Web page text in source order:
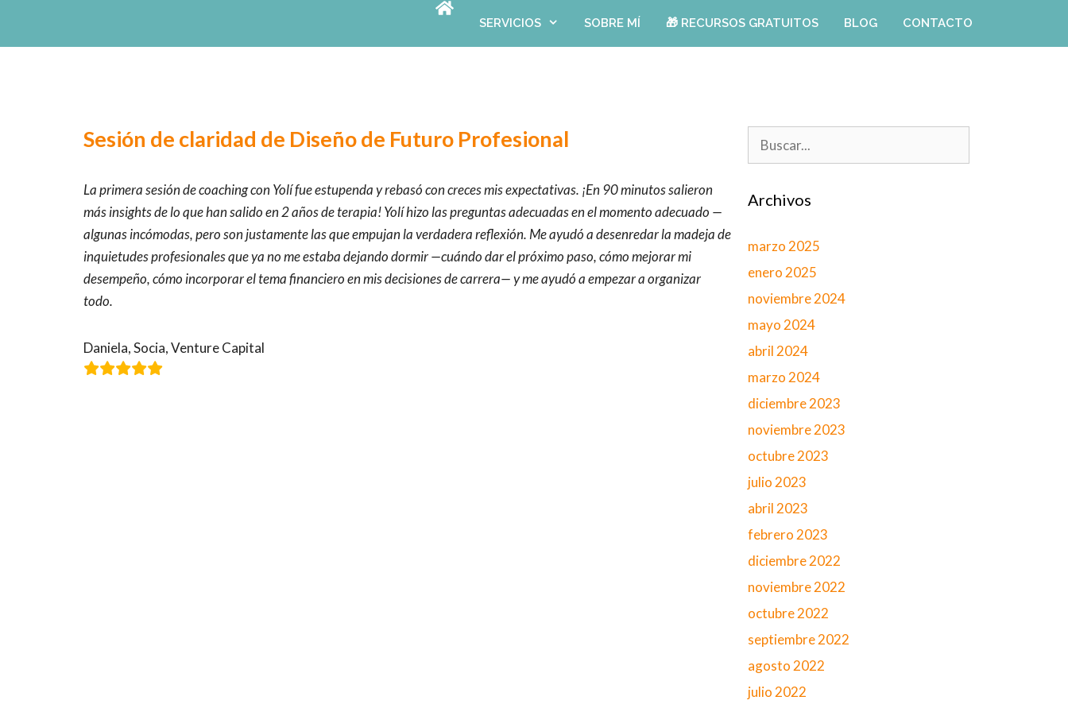
SERVICIOS SOBRE MÍ 🎁 RECURSOS GRATUITOS BLOG CONTACTO
Sesión de claridad de Diseño de Futuro Profesional
La primera sesión de coaching con Yolí fue estupenda y rebasó con creces mis expectativas. ¡En 90 minutos salieron
más insights de lo que han salido en 2 años de terapia! Yolí hizo las preguntas adecuadas en el momento adecuado —
algunas incómodas, pero son justamente las que empujan la verdadera reflexión. Me ayudó a desenredar la madeja de
inquietudes profesionales que ya no me estaba dejando dormir —cuándo dar el próximo paso, cómo mejorar mi
desempeño, cómo incorporar el tema financiero en mis decisiones de carrera— y me ayudó a empezar a organizar
todo.
Daniela, Socia, Venture Capital
Buscar:
Archivos
marzo 2025
enero 2025
noviembre 2024
mayo 2024
abril 2024
marzo 2024
diciembre 2023
noviembre 2023
octubre 2023
julio 2023
abril 2023
febrero 2023
diciembre 2022
noviembre 2022
octubre 2022
septiembre 2022
agosto 2022
julio 2022